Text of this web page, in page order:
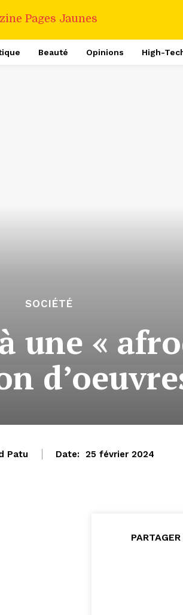
Beauté Opinions High-
SOCIÉTÉ
une «
Patu Date: 25 février 2024